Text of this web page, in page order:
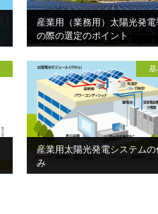
産業用（業務用）太陽光発電
の際の選定のポイント
基
産業用太陽光発電システムの
み